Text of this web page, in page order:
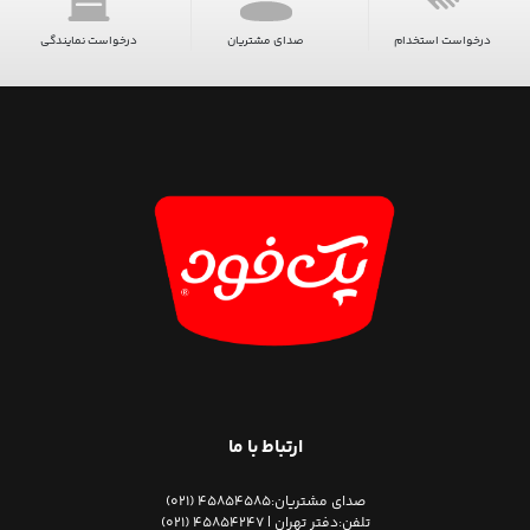
درخواست استخدام صدای مشتریان درخواست نمایندگی
ارتباط با ما
صدای مشتریان:45854585 (021)
تلفن:دفتر تهران | 45854247 (021)